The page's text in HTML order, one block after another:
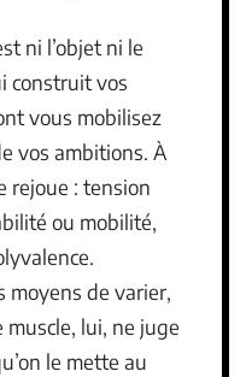
ni l’objet ni le
construit vos
vous mobilisez
vos ambitions. À
rejoue : tension
ou mobilité,
moyens de varier,
muscle, lui, ne juge
le mette au